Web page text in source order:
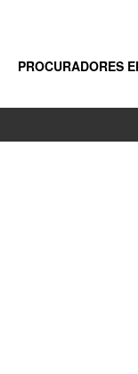
PROCURADORES